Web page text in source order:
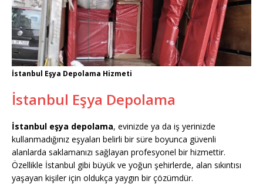
İstanbul Eşya Depolama Hizmeti
İstanbul Eşya Depolama
İstanbul eşya depolama, evinizde ya da iş yerinizde
kullanmadığınız eşyaları belirli bir süre boyunca güvenli
alanlarda saklamanızı sağlayan profesyonel bir hizmettir.
Özellikle İstanbul gibi büyük ve yoğun şehirlerde, alan sıkıntısı
yaşayan kişiler için oldukça yaygın bir çözümdür.